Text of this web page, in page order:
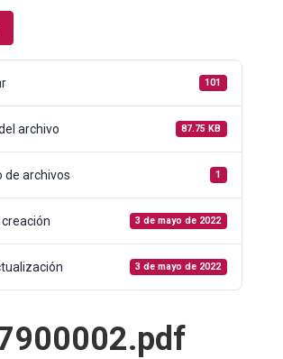
101
archivo 87.75 KB
de archivos 1
creación 3 de mayo de 2022
3 de mayo de 2022